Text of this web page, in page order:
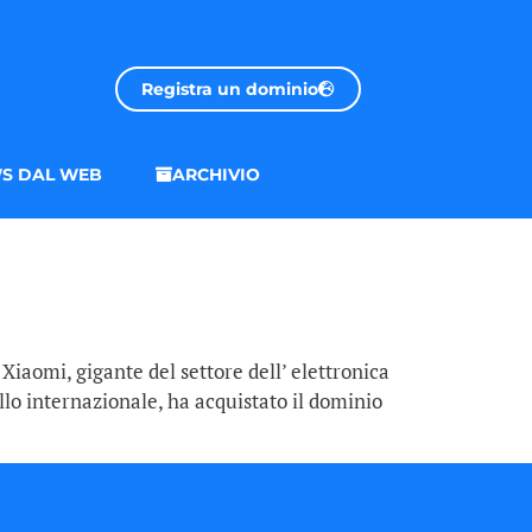
Registra un dominio
DAL WEB ARCHIVIO
gigante del settore dell’ elettronica
internazionale, ha acquistato il dominio